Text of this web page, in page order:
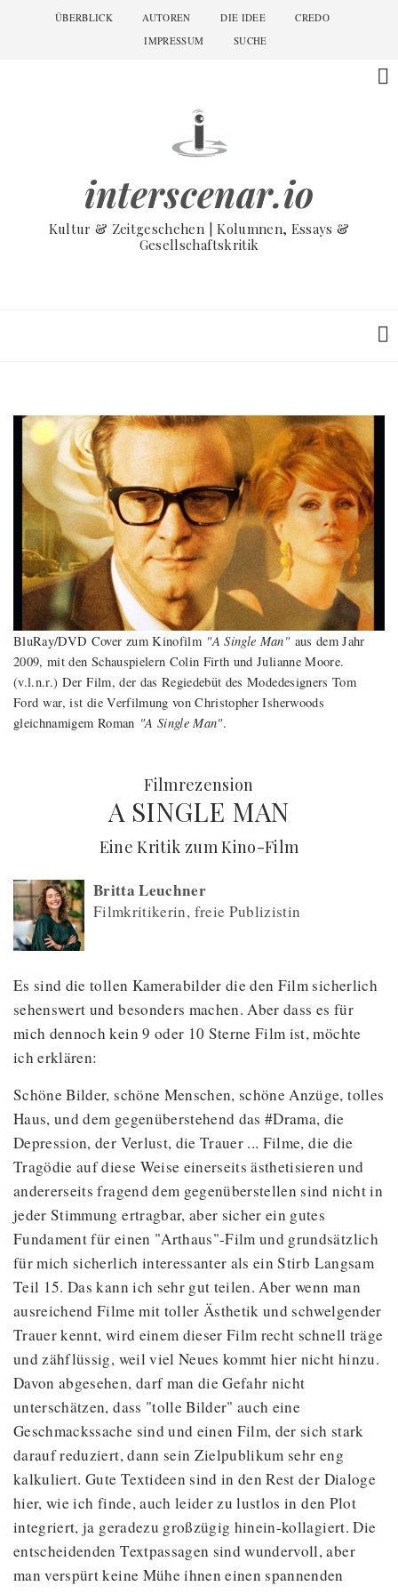
ÜBERBLICK AUTOREN DIE IDEE
CREDO
IMPRESSUM
SUCHE
interscenar.io
Kultur & Zeitgeschehen | Kolumnen, Essays &
Gesellschaftskritik
BluRay/DVD Cover zum Kinofilm "A Single Man"aus dem Jahr
2009, mit den Schauspielern Colin Firth und Julianne Moore.
(v.l.n.r.) Der Film, der das Regiedebüt des Modedesigners Tom
Ford war, ist die Verfilmung von Christopher Isherwoods
gleichnamigem Roman "A Single Man".
Filmrezension
A SINGLE MAN
(
Eine Kritik zum Kino-Film
Britta Leuchner
Filmkritikerin, freie Publizistin
Es sind die tollen Kamerabilder die den Film sicherlich
sehenswert und besonders machen. Aber dass es für
mich dennoch kein 9 oder 10 Sterne Film ist, möchte
ich erklären:
Schöne Bilder, schöne Menschen, schöne Anzüge, tolles
Haus, und dem gegenüberstehend das #Drama, die
Depression, der Verlust, die Trauer ... Filme, die die
Tragödie auf diese Weise einerseits ästhetisieren und
andererseits fragend dem gegenüberstellen sind nicht in
jeder Stimmung ertragbar, aber sicher ein gutes
Fundament für einen "Arthaus"-Film und grundsätzlich
für mich sicherlich interessanter als ein Stirb Langsam
Teil 15. Das kann ich sehr gut teilen. Aber wenn man
ausreichend Filme mit toller Ästhetik und schwelgender
Trauer kennt, wird einem dieser Film recht schnell träge
und zähflüssig, weil viel Neues kommt hier nicht hinzu.
Davon abgesehen, darf man die Gefahr nicht
unterschätzen, dass "tolle Bilder" auch eine
Geschmackssache sind und einen Film, der sich stark
darauf reduziert, dann sein Zielpublikum sehr eng
kalkuliert. Gute Textideen sind in den Rest der Dialoge
hier, wie ich finde, auch leider zu lustlos in den Plot
integriert, ja geradezu großzügig hinein-kollagiert. Die
entscheidenden Textpassagen sind wundervoll, aber
man verspürt keine Mühe ihnen einen spannenden